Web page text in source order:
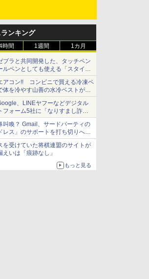
ンキング
時間 1週間 1カ月
ブラと共同開発した、タッチペン
ルペンとしても使える「スタイラ
」発売 iPadにも紙にも、持ち替
める
アコン!! コンビニで買える冷凍ペ
体を冷やす山善の水冷ベストがロ
ちょうどいい【ぼっち・ざ・ろー
【空いた時間でなにしてる？】
、LINEヤフーなどデジタル
フォーム5社に「なりすまし詐欺
化を要請 著名人の写真や映像を
欺などへの対策として
叫喚？ Gmail、サードパーティの
レス」のサポートを打ち切りへ
】
を受けていた将棋連盟のサイトが
えいは「痕跡なし」
もっと見る